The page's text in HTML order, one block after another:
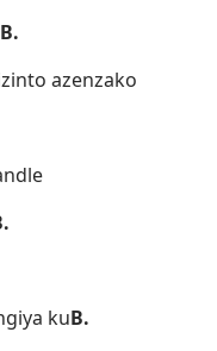
B.
azenzako
kuB.